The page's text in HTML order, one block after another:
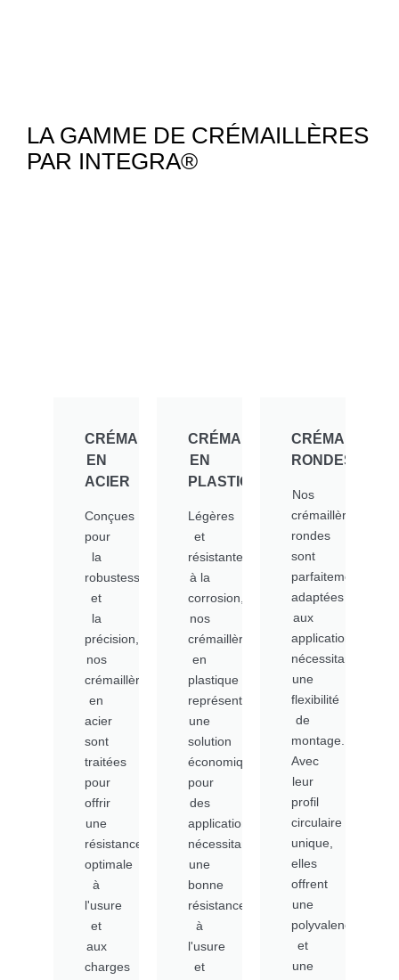
LA GAMME DE CRÉMAILLÈRES
PAR INTEGRA®
CRÉMAILLÈRES
EN
ACIER​
Conçues
pour
la
robustesse
et
la
précision,
nos
crémaillères
en
acier
sont
traitées
pour
offrir
une
résistance
optimale
à
l'usure
et
aux
charges
CRÉMAILLÈRES
EN
PLASTIQUE​
Légères
et
résistantes
à la
corrosion,
nos
crémaillères
en
plastique
représentent
une
solution
économique
pour
des
applications
nécessitant
une
bonne
résistance
à
l'usure
et
RONDES​
Nos
crémaillères
rondes
sont
parfaitement
adaptées
aux
applications
nécessitant
une
flexibilité
de
montage.
Avec
leur
profil
circulaire
unique,
elles
offrent
une
polyvalence
et
une